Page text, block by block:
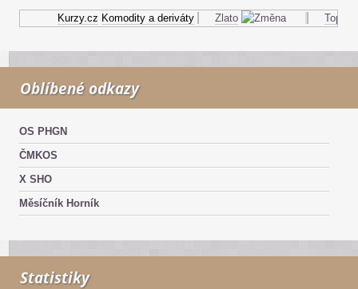
Kurzy.cz Komodity a deriváty Zlato Topný
Oblíbené odkazy
OS PHGN
ČMKOS
X SHO
Měsíčník Horník
Statistiky